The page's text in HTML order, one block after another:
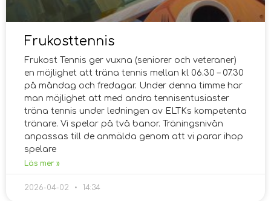
Frukosttennis
Frukost Tennis ger vuxna (seniorer och veteraner)
en möjlighet att träna tennis mellan kl 06.30 – 07.30
på måndag och fredagar. Under denna timme har
man möjlighet att med andra tennisentusiaster
träna tennis under ledningen av ELTKs kompetenta
tränare. Vi spelar på två banor. Träningsnivån
anpassas till de anmälda genom att vi parar ihop
spelare
Läs mer »
2026-04-02 14:34